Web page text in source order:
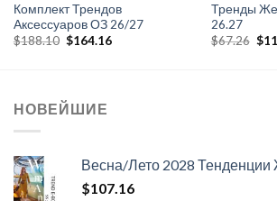
Комплект Трендов
Аксессуаров ОЗ 26/27
$188.10 Первоначальная
$164.16Текущая
Тренды
26.27
$67.26 $
НОВЕЙШИЕ
Весна/Лето 2028
$107.16